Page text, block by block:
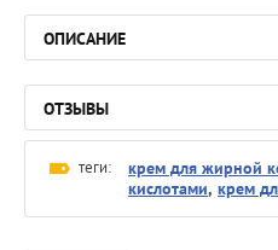
ОПИСАНИЕ
ОТЗЫВЫ
теги: крем для жирной
кислотами, крем